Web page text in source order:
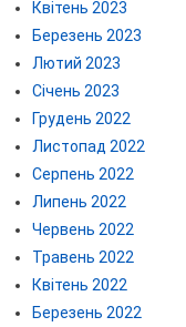
Квітень 2023
Березень 2023
Лютий 2023
Січень 2023
Грудень 2022
Листопад 2022
Серпень 2022
Липень 2022
Червень 2022
Травень 2022
Квітень 2022
Березень 2022